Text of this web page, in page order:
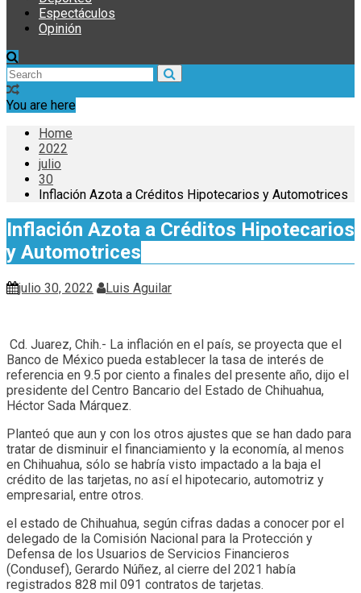
Espectáculos
Opinión
You are here
Home
2022
julio
30
Inflación Azota a Créditos Hipotecarios y Automotrices
Inflación Azota a Créditos Hipotecarios
y Automotrices
julio 30, 2022 Luis Aguilar
Cd. Juarez, Chih.- La inflación en el país, se proyecta que el
Banco de México pueda establecer la tasa de interés de
referencia en 9.5 por ciento a finales del presente año, dijo el
presidente del Centro Bancario del Estado de Chihuahua,
Héctor Sada Márquez.
Planteó que aun y con los otros ajustes que se han dado para
tratar de disminuir el financiamiento y la economía, al menos
en Chihuahua, sólo se habría visto impactado a la baja el
crédito de las tarjetas, no así el hipotecario, automotriz y
empresarial, entre otros.
el estado de Chihuahua, según cifras dadas a conocer por el
delegado de la Comisión Nacional para la Protección y
Defensa de los Usuarios de Servicios Financieros
(Condusef), Gerardo Núñez, al cierre del 2021 había
registrados 828 mil 091 contratos de tarjetas.